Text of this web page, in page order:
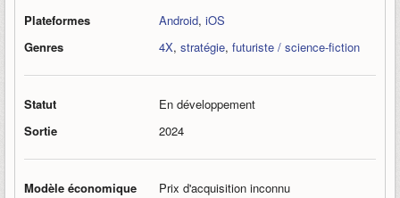
Plateformes Android, iOS
Genres
4X, stratégie, futuriste / science-fiction
Statut
En développement
Sortie
2024
Modèle économique Prix d'acquisition inconnu